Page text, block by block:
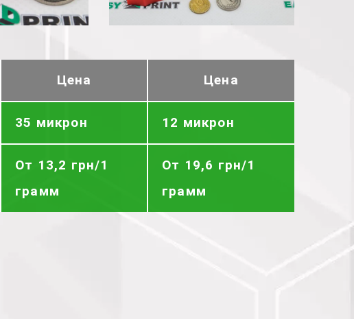
Цена Цена
35 микрон 12 микрон
От 13,2 грн/1
грамм
От 19,6 грн/1
грамм